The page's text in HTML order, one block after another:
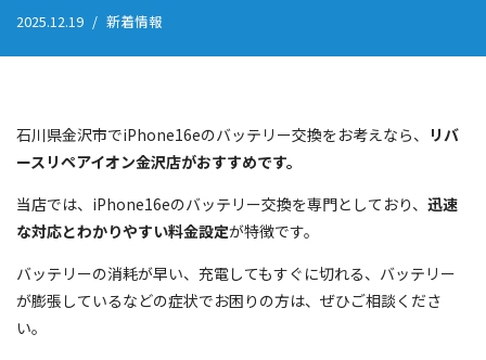
2025.12.19 新着情報
石川県金沢市でiPhone16eのバッテリー交換をお考えなら、
リバ
ースリペアイオン金沢店がおすすめです。
当店では、iPhone16eのバッテリー交換を専門としており、 迅速
な対応とわかりやすい料金設定が特徴です。
バッテリーの消耗が早い、充電してもすぐに切れる、バッテリー
が膨張しているなどの症状でお困りの方は、ぜひご相談くださ
い。